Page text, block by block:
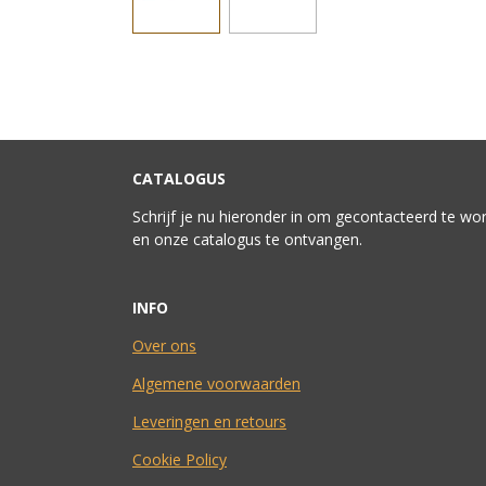
CATALOGUS
Schrijf je nu hieronder in om gecontacteerd te
en onze catalogus te ontvangen.
INFO
Over ons
Algemene voorwaarden
Leveringen en retours
Cookie Policy